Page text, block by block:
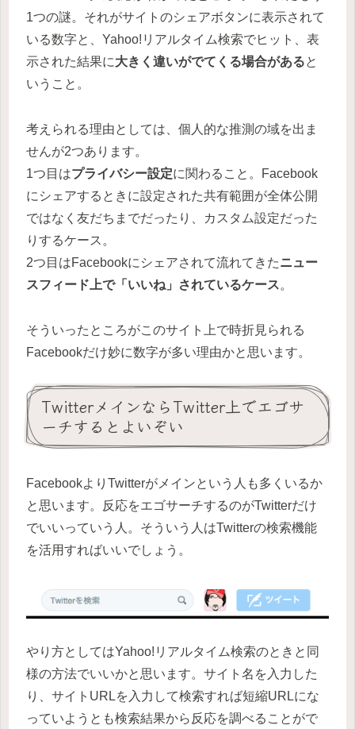
1つの謎。それがサイトのシェアボタンに表示されて
いる数字と、Yahoo!リアルタイム検索でヒット、表
示された結果に大きく違いがでてくる場合があると
いうこと。
考えられる理由としては、個人的な推測の域を出ま
せんが2つあります。
1つ目はプライバシー設定に関わること。Facebook
にシェアするときに設定された共有範囲が全体公開
ではなく友だちまでだったり、カスタム設定だった
りするケース。
2つ目はFacebookにシェアされて流れてきたニュー
スフィード上で「いいね」されているケース。
そういったところがこのサイト上で時折見られる
Facebookだけ妙に数字が多い理由かと思います。
TwitterメインならTwitter上でエゴサ
ーチするとよいぞい
FacebookよりTwitterがメインという人も多くいるか
と思います。反応をエゴサーチするのがTwitterだけ
でいいっていう人。そういう人はTwitterの検索機能
を活用すればいいでしょう。
やり方としてはYahoo!リアルタイム検索のときと同
様の方法でいいかと思います。サイト名を入力した
り、サイトURLを入力して検索すれば短縮URLにな
っていようとも検索結果から反応を調べることがで